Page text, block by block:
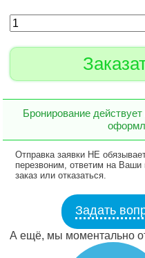
Бронирование
Отправка заявки НЕ
перезвоним, ответим на
заказ или отказаться.
Задать
А ещё, мы моментально